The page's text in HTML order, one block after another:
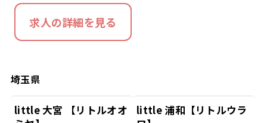
求人の詳細を見る
埼玉県
little 大宮 【リトルオオ
little 浦和【リトルウラ